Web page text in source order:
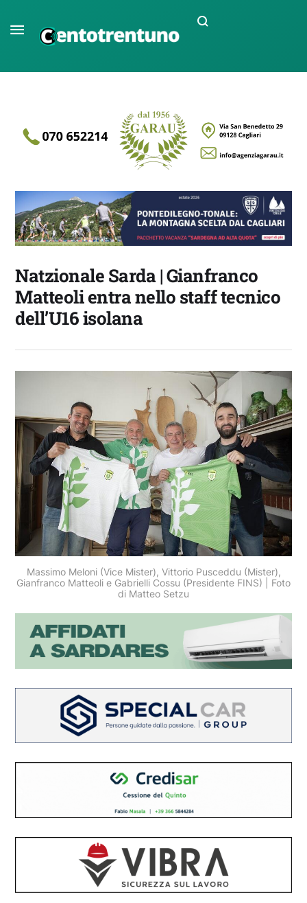
Natzionale Sarda | Gianfranco
Matteoli entra nello staff tecnico
dell’U16 isolana
Massimo Meloni (Vice Mister), Vittorio Pusceddu (Mister),
Gianfranco Matteoli e Gabrielli Cossu (Presidente FINS) | Foto
di Matteo Setzu